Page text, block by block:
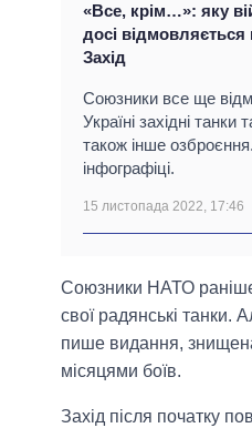
«Все, крім…»: яку
досі відмовляється
Захід
Союзники все ще
Україні західні танки
також інше
інфографіці.
15 листопада 2022, 17:46
Союзники НАТО
свої радянські танки.
пише видання,
місяцями боїв.
Захід після початку